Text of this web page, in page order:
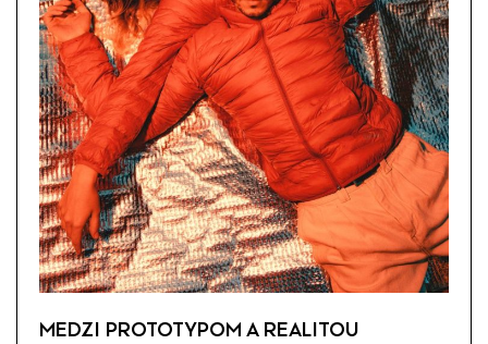
MEDZI PROTOTYPOM A REALITOU